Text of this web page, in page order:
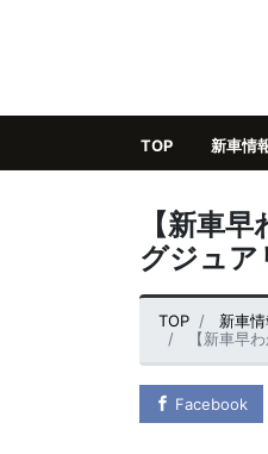
TOP 新車情
【新車
グジュア
TOP 新車
【新車早
Facebook